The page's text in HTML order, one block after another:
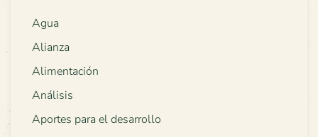
Agua
Alianza
Alimentación
Análisis
Aportes para el desarrollo